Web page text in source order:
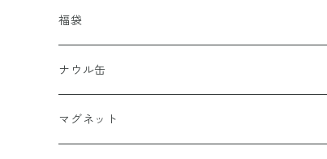
福袋
ナウル缶
マグネット